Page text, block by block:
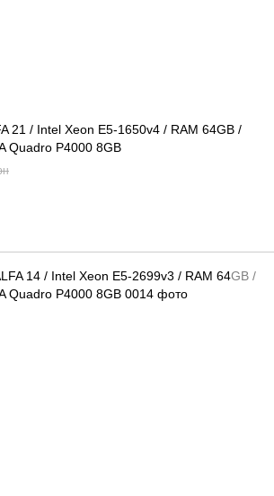
21 / Intel Xeon E5-1650v4 / RAM 64GB /
Quadro P4000 8GB